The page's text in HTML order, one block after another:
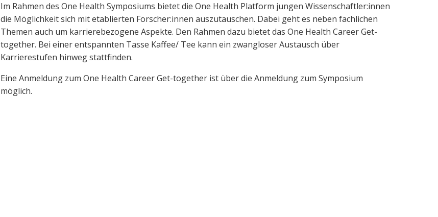
Im Rahmen des One Health Symposiums bietet die One Health Platform jungen Wissenschaftler:innen
die Möglichkeit sich mit etablierten Forscher:innen auszutauschen. Dabei geht es neben fachlichen
Themen auch um karrierebezogene Aspekte. Den Rahmen dazu bietet das One Health Career Get-
together. Bei einer entspannten Tasse Kaffee/ Tee kann ein zwangloser Austausch über
Karrierestufen hinweg stattfinden.
Eine Anmeldung zum One Health Career Get-together ist über die Anmeldung zum Symposium
möglich.